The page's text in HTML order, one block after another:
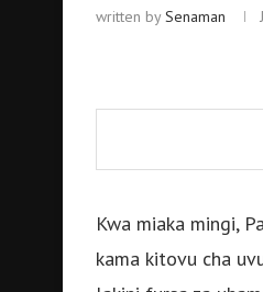
written bySenaman
Kwa miaka mingi,
kama kitovu cha